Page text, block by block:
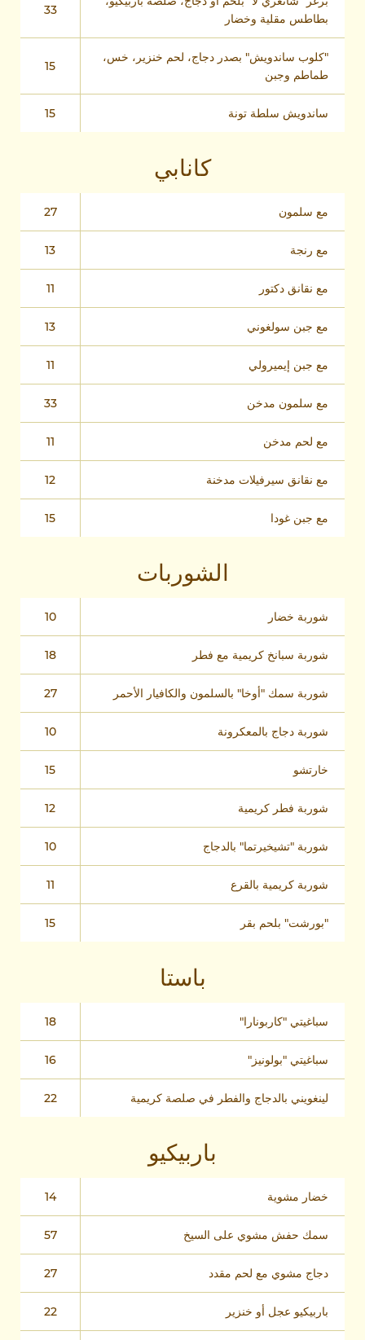
بطاطس مقلية وخضار
33
"كلوب ساندويش" بصدر دجاج، لحم خنزير، خس،
طماطم وجبن
15
ساندويش سلطة تونة 15
كانابي
مع سلمون 27
مع رنجة 13
مع نقانق دكتور 11
مع جبن سولغوني 13
مع جبن إيميرولي 11
مع سلمون مدخن 33
مع لحم مدخن 11
مع نقانق سيرفيلات مدخنة 12
مع جبن غودا 15
الشوربات
شوربة خضار 10
شوربة سبانخ كريمية مع فطر 18
شوربة سمك "أوخا" بالسلمون والكافيار الأحمر 27
شوربة دجاج بالمعكرونة 10
خارتشو 15
شوربة فطر كريمية 12
شوربة "تشيخيرتما" بالدجاج 10
شوربة كريمية بالقرع 11
"بورشت" بلحم بقر 15
باستا
سباغيتي "كاربونارا" 18
سباغيتي "بولونيز" 16
لينغويني بالدجاج والفطر في صلصة كريمية 22
باربيكيو
خضار مشوية 14
سمك حفش مشوي على السيخ 57
دجاج مشوي مع لحم مقدد 27
باربيكيو عجل أو خنزير 22